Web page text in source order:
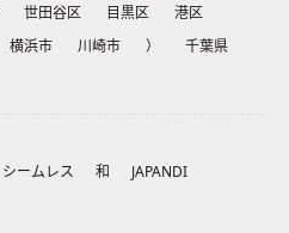
世田谷区 目黒区
港区
横浜市 川崎市 ）
千葉県
シームレス 和
JAPANDI